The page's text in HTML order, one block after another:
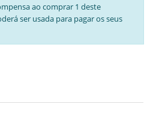
ao comprar 1 deste
ser usada para pagar os seus